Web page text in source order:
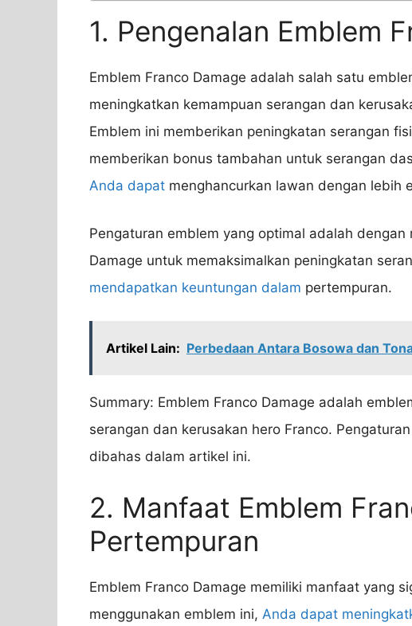
1. Pengenalan Emblem
Emblem Franco Damage adalah salah satu
meningkatkan kemampuan serangan dan
Emblem ini memberikan peningkatan serangan
memberikan bonus tambahan untuk serangan
Anda dapat menghancurkan lawan dengan lebih
Pengaturan emblem yang optimal adalah
Damage untuk memaksimalkan peningkatan
mendapatkan keuntungan dalam pertempuran.
Artikel Lain: Perbedaan Antara Bosowa dan
Summary: Emblem Franco Damage adalah
serangan dan kerusakan hero Franco.
dibahas dalam artikel ini.
2. Manfaat Emblem
Pertempuran
Emblem Franco Damage memiliki manfaat yang
menggunakan emblem ini, Anda dapat